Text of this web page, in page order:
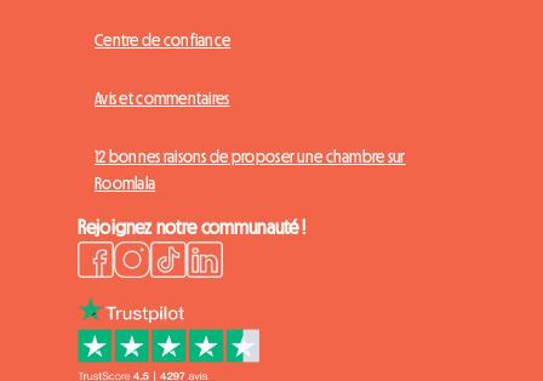
Centre de confiance
Avis et commentaires
12 bonnes raisons de proposer une chambre sur
Roomlala
Rejoignez notre communauté !